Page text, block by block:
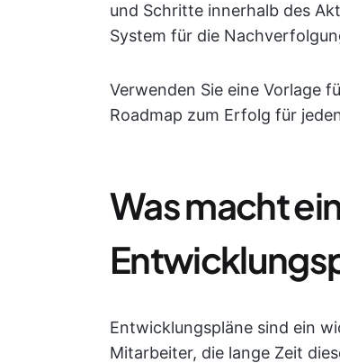
und Schritte innerhalb des
System für die
Verwenden Sie eine Vorlage
Roadmap zum Erfolg für
Was macht
Entwicklungspläne sind ein
Mitarbeiter, die lange Zeit